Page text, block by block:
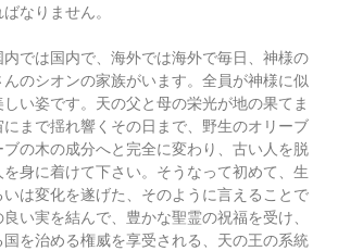
なりません。
では国内で、海外では海外で毎日、神様の
のシオンの家族がいます。全員が神様に似
い姿です。天の父と母の栄光が地の果てま
まで揺れ響くその日まで、野生のオリーブ
の木の成分へと完全に変わり、古い人を脱
身に着けて下さい。そうなって初めて、生
は変化を遂げた、そのように言えることで
い実を結んで、豊かな聖霊の祝福を受け、
を治める権威を享受される、天の王の系統